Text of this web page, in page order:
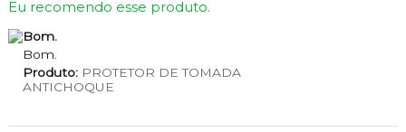
Eu recomendo esse produto.
Bom.
Bom.
Produto:PROTETOR DE TOMADA
ANTICHOQUE